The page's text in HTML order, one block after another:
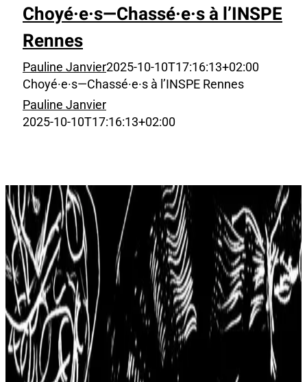
Choyé·e·s—Chassé·e·s à l’INSPE
Rennes
Pauline Janvier2025-10-10T17:16:13+02:00
Choyé·e·s—Chassé·e·s à l’INSPE Rennes
Pauline Janvier
2025-10-10T17:16:13+02:00